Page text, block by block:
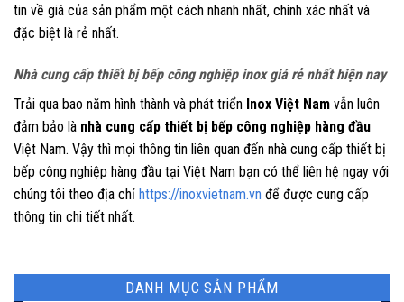
tin về giá của sản phẩm một cách nhanh nhất, chính xác nhất và
đặc biệt là rẻ nhất.
Nhà cung cấp thiết bị bếp công nghiệp inox giá rẻ nhất hiện nay
Trải qua bao năm hình thành và phát triển Inox Việt Nam vẫn luôn
đảm bảo là nhà cung cấp thiết bị bếp công nghiệp hàng đầu
Việt Nam. Vậy thì mọi thông tin liên quan đến nhà cung cấp thiết bị
bếp công nghiệp hàng đầu tại Việt Nam bạn có thể liên hệ ngay với
chúng tôi theo địa chỉ https://inoxvietnam.vn để được cung cấp
thông tin chi tiết nhất.
DANH MỤC SẢN PHẨM